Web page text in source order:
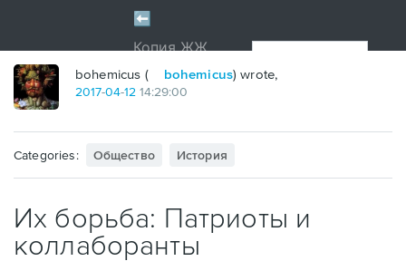
bohemicus ( bohemicus) wrote,
2017-04-12 14:29:00
Categories: Общество История
Их борьба: Патриоты и
коллаборанты